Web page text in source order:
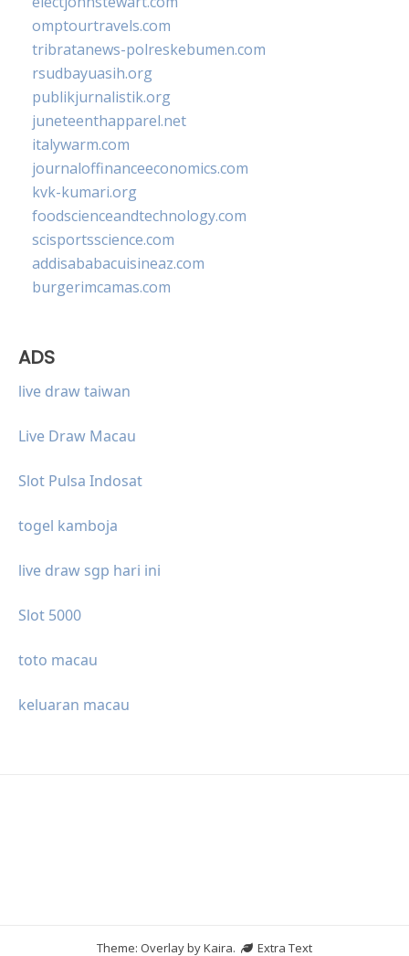
omptourtravels.com
tribratanews-polreskebumen.com
rsudbayuasih.org
publikjurnalistik.org
juneteenthapparel.net
italywarm.com
journaloffinanceeconomics.com
kvk-kumari.org
foodscienceandtechnology.com
scisportsscience.com
addisababacuisineaz.com
burgerimcamas.com
ADS
live draw taiwan
Live Draw Macau
Slot Pulsa Indosat
togel kamboja
live draw sgp hari ini
Slot 5000
toto macau
keluaran macau
Theme: Overlay byKaira. Extra Text